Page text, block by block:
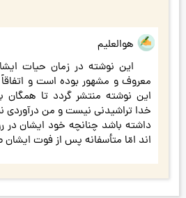
هوالعلیم
این نوشته در زمان حیات
معروف و مشهور بوده است و
این نوشته منتشر گردد تا همگان
خدا تراشیدنی نیست و من درآوردی
داشته باشد چنانچه خود ایشان
اند امّا متأسفانه پس از فوت